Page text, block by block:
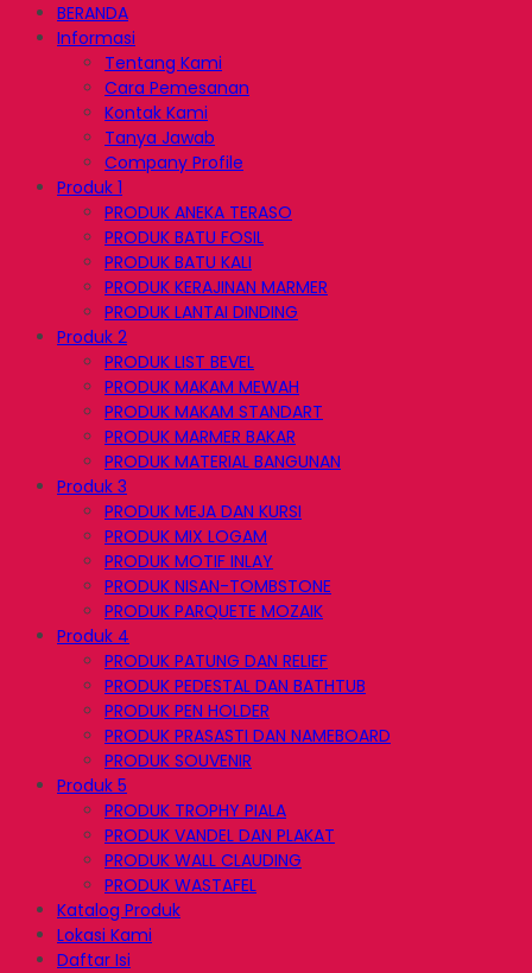
BERANDA
Informasi
Tentang Kami
Cara Pemesanan
Kontak Kami
Tanya Jawab
Company Profile
Produk 1
PRODUK ANEKA TERASO
PRODUK BATU FOSIL
PRODUK BATU KALI
PRODUK KERAJINAN MARMER
PRODUK LANTAI DINDING
Produk 2
PRODUK LIST BEVEL
PRODUK MAKAM MEWAH
PRODUK MAKAM STANDART
PRODUK MARMER BAKAR
PRODUK MATERIAL BANGUNAN
Produk 3
PRODUK MEJA DAN KURSI
PRODUK MIX LOGAM
PRODUK MOTIF INLAY
PRODUK NISAN-TOMBSTONE
PRODUK PARQUETE MOZAIK
Produk 4
PRODUK PATUNG DAN RELIEF
PRODUK PEDESTAL DAN BATHTUB
PRODUK PEN HOLDER
PRODUK PRASASTI DAN NAMEBOARD
PRODUK SOUVENIR
Produk 5
PRODUK TROPHY PIALA
PRODUK VANDEL DAN PLAKAT
PRODUK WALL CLAUDING
PRODUK WASTAFEL
Katalog Produk
Lokasi Kami
Daftar Isi